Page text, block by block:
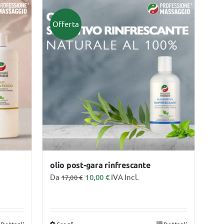
Offerta
olio post-gara rinfrescante
Da17,00€ 10,00 €IVA Incl.